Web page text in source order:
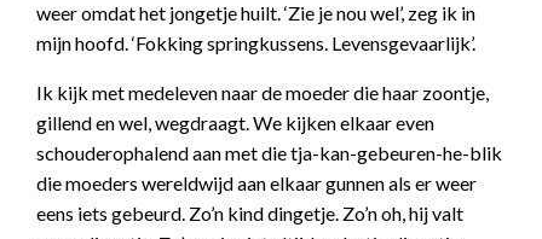
weer omdat het jongetje huilt. ‘Zie je nou wel’, zeg ik in
mijn hoofd. ‘Fokking springkussens. Levensgevaarlijk’.
Ik kijk met medeleven naar de moeder die haar zoontje,
gillend en wel, wegdraagt. We kijken elkaar even
schouderophalend aan met die tja-kan-gebeuren-he-blik
die moeders wereldwijd aan elkaar gunnen als er weer
eens iets gebeurd. Zo’n kind dingetje. Zo’n oh, hij valt